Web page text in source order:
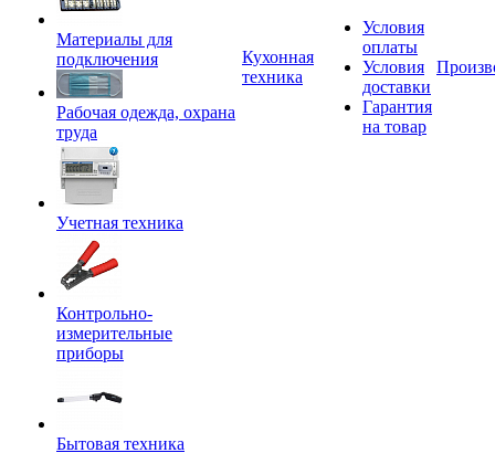
Материалы для
подключения
Рабочая одежда, охрана
труда
Учетная техника
Контрольно-
измерительные
приборы
Бытовая техника
Кухонная
техника
Условия
оплаты
Условия
доставки
Гарантия
на товар